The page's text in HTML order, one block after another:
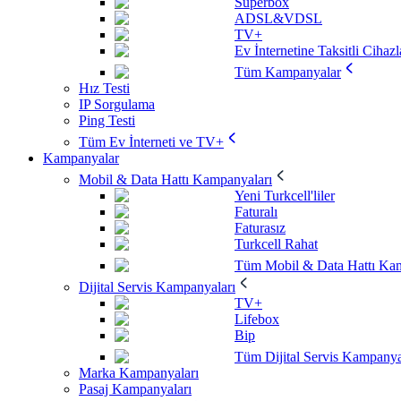
ADSL&VDSL
TV+
Ev İnternetine Taksitli
Tüm Kampanyalar
Hız Testi
IP Sorgulama
Ping Testi
Tüm Ev İnterneti ve TV+
Kampanyalar
Mobil & Data Hattı Kampanyaları
Yeni Turkcell'liler
Faturalı
Faturasız
Turkcell Rahat
Tüm Mobil & Data Hattı
Dijital Servis Kampanyaları
TV+
Lifebox
Bip
Tüm Dijital Servis
Marka Kampanyaları
Pasaj Kampanyaları